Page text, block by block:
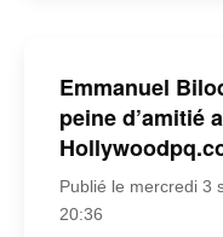
Emmanuel
peine d’amitié
Publié le mercredi 3
20:36